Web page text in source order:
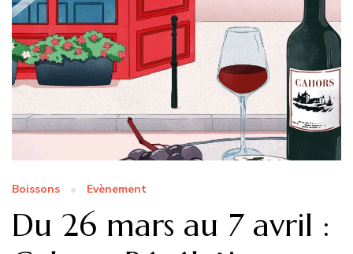
Boissons Evènement
Du 26 mars au 7 avril :